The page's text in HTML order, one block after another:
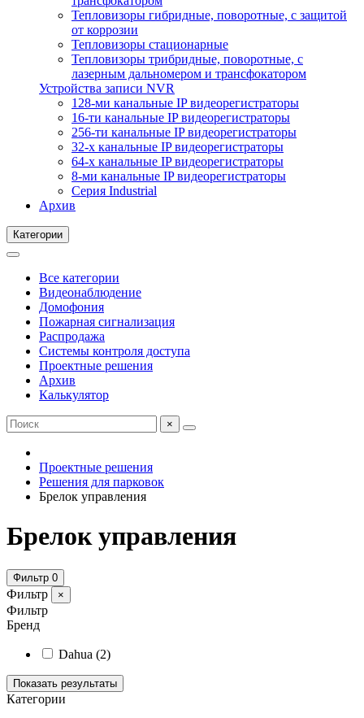
Тепловизоры гибридные, поворотные, с защитой
от коррозии
Тепловизоры стационарные
Тепловизоры трибридные, поворотные, с
лазерным дальномером и трансфокатором
Устройства записи NVR
128-ми канальные IP видеорегистраторы
16-ти канальные IP видеорегистраторы
256-ти канальные IP видеорегистраторы
32-х канальные IP видеорегистраторы
64-х канальные IP видеорегистраторы
8-ми канальные IP видеорегистраторы
Серия Industrial
Архив
Категории
Все категории
Видеонаблюдение
Домофония
Пожарная сигнализация
Распродажа
Системы контроля доступа
Проектные решения
Архив
Калькулятор
×
Проектные решения
Решения для парковок
Брелок управления
Брелок управления
Фильтр 0
Фильтр ×
Фильтр
Бренд
Dahua (2)
Показать результаты
Категории